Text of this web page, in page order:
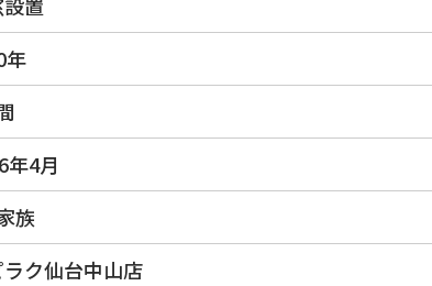
置
年
年4月
族
ク仙台中山店